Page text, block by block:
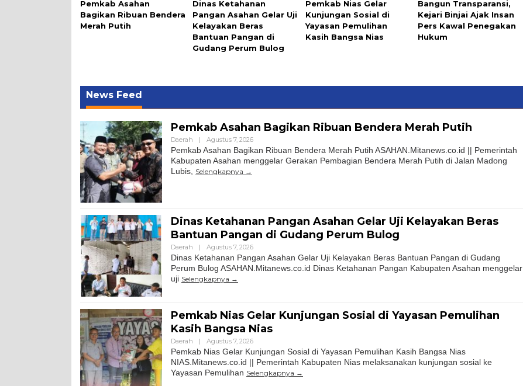
Pemkab Asahan
Bagikan Ribuan Bendera
Merah Putih
Dinas Ketahanan
Pangan Asahan Gelar Uji
Kelayakan Beras
Bantuan Pangan di
Gudang Perum Bulog
Pemkab Nias Gelar
Kunjungan Sosial di
Yayasan Pemulihan
Kasih Bangsa Nias
Bangun Transparansi,
Kejari Binjai Ajak Insan
Pers Kawal Penegakan
Hukum
News Feed
Pemkab Asahan Bagikan Ribuan Bendera Merah Putih
Daerah | Agustus 7, 2026
Pemkab Asahan Bagikan Ribuan Bendera Merah Putih ASAHAN.Mitanews.co.id || Pemerintah
Kabupaten Asahan menggelar Gerakan Pembagian Bendera Merah Putih di Jalan Madong
Lubis, Selengkapnya
Dinas Ketahanan Pangan Asahan Gelar Uji Kelayakan Beras
Bantuan Pangan di Gudang Perum Bulog
Daerah | Agustus 7, 2026
Dinas Ketahanan Pangan Asahan Gelar Uji Kelayakan Beras Bantuan Pangan di Gudang
Perum Bulog ASAHAN.Mitanews.co.id Dinas Ketahanan Pangan Kabupaten Asahan menggelar
uji Selengkapnya
Pemkab Nias Gelar Kunjungan Sosial di Yayasan Pemulihan
Kasih Bangsa Nias
Daerah | Agustus 7, 2026
Pemkab Nias Gelar Kunjungan Sosial di Yayasan Pemulihan Kasih Bangsa Nias
NIAS.Mitanews.co.id || Pemerintah Kabupaten Nias melaksanakan kunjungan sosial ke
Yayasan Pemulihan Selengkapnya